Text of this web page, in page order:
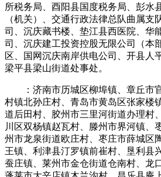
所税务局、酉阳县国度税务局、彭水
（机关）、交通行政法律总队曲属支
司、沉庆藏书楼、垫江县西医院、华
司、沉庆建工投资控股无限公司（本
区、国网沉庆南岸供电公司、开县人
梁平县梁山街道处事处。
：济南市历城区柳埠镇、章丘市
村镇北孙庄村、青岛市黄岛区张家楼
道后田村、胶州市三里河街道办理村
川区双杨镇赵瓦村、滕州市界河镇、
州市龙泉街道欧庄村、枣庄市薛城区
王镇、利津县汀罗镇前崔村、垦利县
蚕庄镇、莱州市金仓街道仓南村、龙